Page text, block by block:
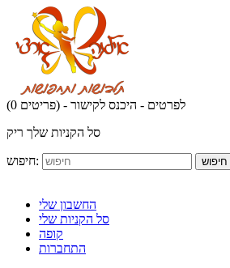
(0 פריטים) - לפרטים - היכנס לקישור
סל הקניות שלך ריק
חיפוש: חיפוש
החשבון שלי
סל הקניות שלי
קופה
התחברות